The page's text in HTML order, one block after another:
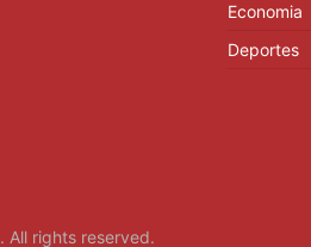
Economia
Deportes
. All rights reserved.